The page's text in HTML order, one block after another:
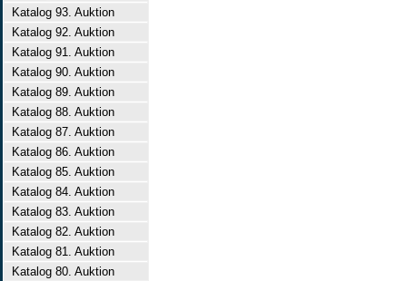
Katalog 93. Auktion
Katalog 92. Auktion
Katalog 91. Auktion
Katalog 90. Auktion
Katalog 89. Auktion
Katalog 88. Auktion
Katalog 87. Auktion
Katalog 86. Auktion
Katalog 85. Auktion
Katalog 84. Auktion
Katalog 83. Auktion
Katalog 82. Auktion
Katalog 81. Auktion
Katalog 80. Auktion